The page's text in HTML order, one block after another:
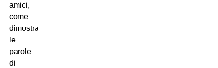
amici,
come
dimostrano
le
parole
di